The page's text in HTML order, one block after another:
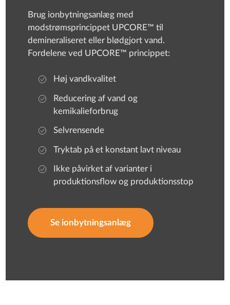
Brug ionbytningsanlæg med
modstrømsprincippet UPCORE™ til
demineraliseret eller blødgjort vand.
Fordelene ved UPCORE™ princippet:
Høj vandkvalitet
Reducering af vand og
kemikalieforbrug
Selvrensende
Tryktab på et konstant lavt niveau
Ikke påvirket af varianter i
produktionsflow og produktionsstop
Se ionbytningsanlæg